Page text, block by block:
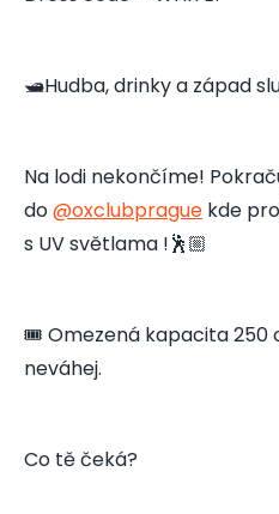
🛥️Hudba, drinky a západ
Na lodi nekončíme!
do@oxclubprague kde
s UV světlama !🕺🏼
🎟️ Omezená kapacita 250
neváhej.
Co tě čeká?